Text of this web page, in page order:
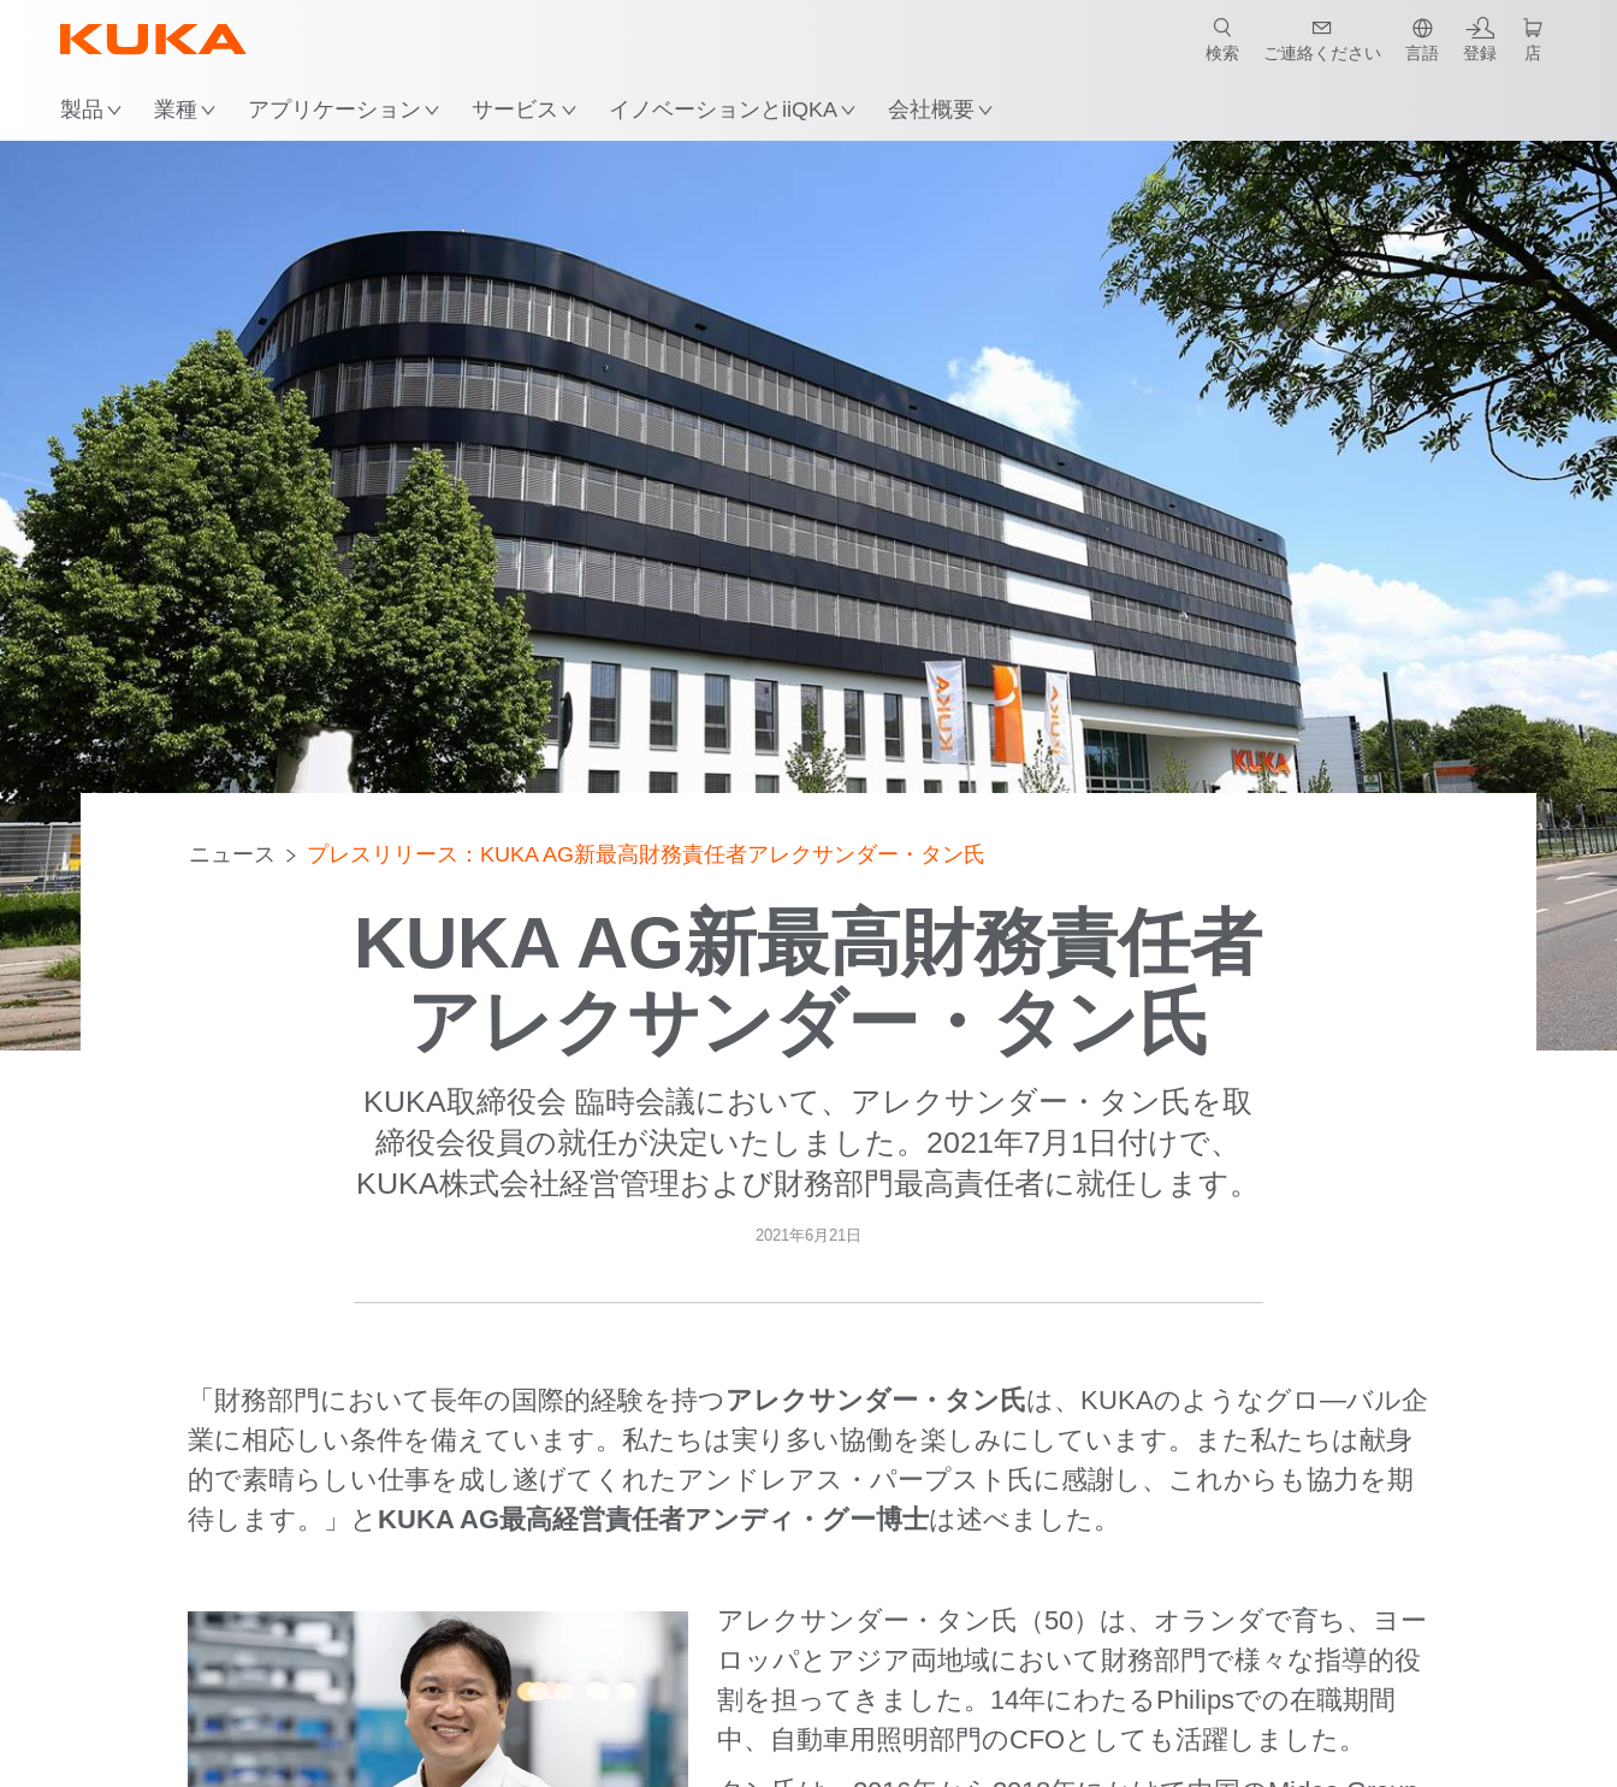
製品 業種 アプリケーション サービス イノベーションとiiQKA 会社概要
検索 ご連絡ください 言語 登録 店
ニュース プレスリリース：KUKA AG新最高財務責任者アレクサンダー・タン氏
KUKA AG新最高財務責任者
アレクサンダー・タン氏
KUKA取締役会 臨時会議において、アレクサンダー・タン氏を取
締役会役員の就任が決定いたしました。2021年7月1日付けで、
KUKA株式会社経営管理および財務部門最高責任者に就任します。
2021年6月21日
「財務部門において長年の国際的経験を持つ アレクサンダー・タン氏は、KUKAのようなグロ―バル企
業に相応しい条件を備えています。私たちは実り多い協働を楽しみにしています。また私たちは献身
的で素晴らしい仕事を成し遂げてくれたアンドレアス・パープスト氏に感謝し、これからも協力を期
待します。」と KUKA AG最高経営責任者アンディ・グー博士は述べました。
アレクサンダー・タン氏（50）は、オランダで育ち、ヨー
ロッパとアジア両地域において財務部門で様々な指導的役
割を担ってきました。14年にわたるPhilipsでの在職期間
中、自動車用照明部門のCFOとしても活躍しました。